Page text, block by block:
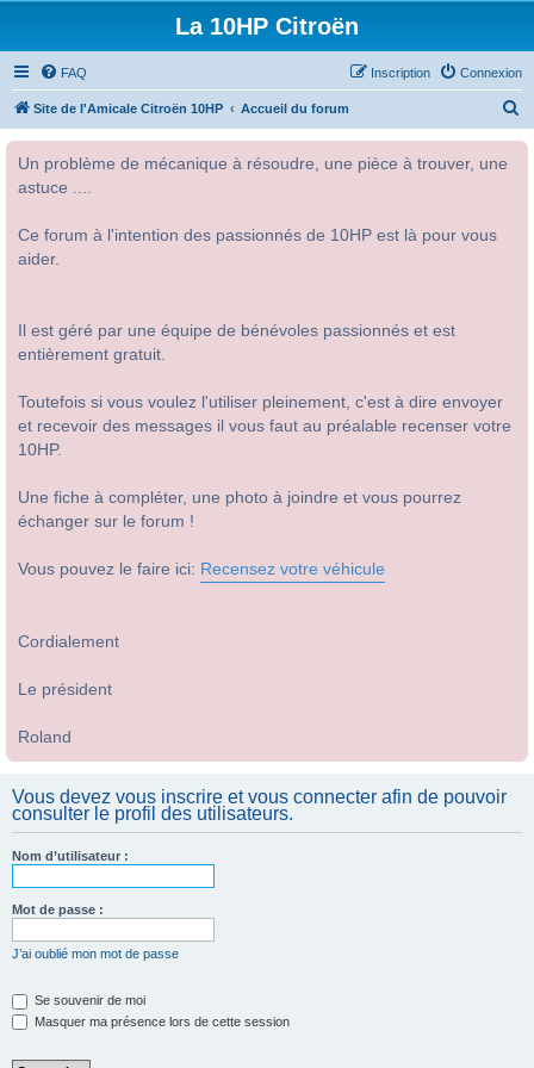
La 10HP Citroën
FAQ Connexion
Inscription
Site de l'Amicale Citroën 10HP Accueil du forum
Un problème de mécanique à résoudre, une pièce à trouver, une
astuce ....
Ce forum à l'intention des passionnés de 10HP est là pour vous
aider.
Il est géré par une équipe de bénévoles passionnés et est
entièrement gratuit.
Toutefois si vous voulez l'utiliser pleinement, c'est à dire envoyer
et recevoir des messages il vous faut au préalable recenser votre
10HP.
Une fiche à compléter, une photo à joindre et vous pourrez
échanger sur le forum !
Vous pouvez le faire ici: Recensez votre véhicule
Cordialement
Le président
Roland
Vous devez vous inscrire et vous connecter afin de pouvoir
consulter le profil des utilisateurs.
Nom d’utilisateur :
Mot de passe :
J’ai oublié mon mot de passe
Se souvenir de moi
Masquer ma présence lors de cette session